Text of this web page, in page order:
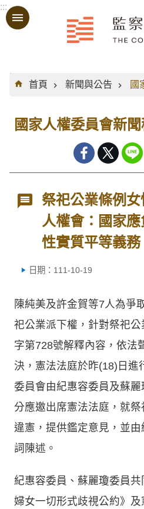
跳到主要內容區塊
:::
:::
首頁
新聞與公告 國
國家人權委員會新
祭祀公業條例
人權會：國家
性實質平等義務
日期：111-10-19
陳純美及許金賀等7人為爭
祀公業派下權，針對祭祀
字第728號解釋內容，依法
決，憲法法庭於昨(18)日進
委員會由紀惠容委員及蘇
分應邀出席憲法法庭，就
違憲，提供鑑定意見，並
詞陳述。
紀惠容委員、蘇麗瓊委員
婦女一切形式歧視公約》